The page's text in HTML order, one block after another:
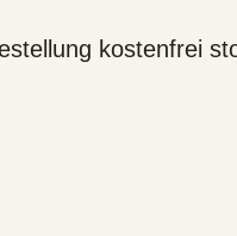
kostenfrei